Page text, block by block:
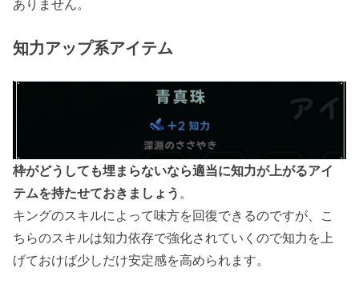
ありません。
知力アップ系アイテム
枠がどうしても埋まらないなら適当に知力が上がるアイ
テムを持たせておきましょう 。
キングのスキルによって味方を回復できるのですが、こ
ちらのスキルは知力依存で強化されていくので知力を上
げておけば少しだけ安定感を高められます。